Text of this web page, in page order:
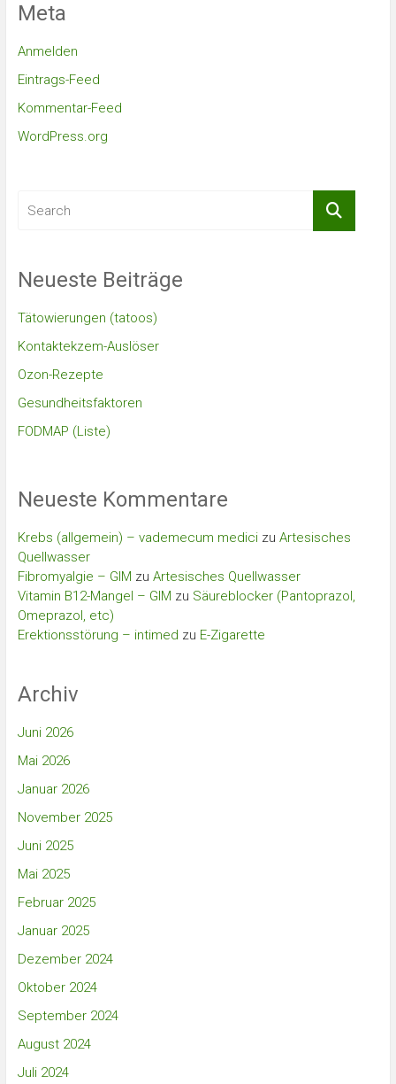
Meta
Anmelden
Eintrags-Feed
Kommentar-Feed
WordPress.org
Neueste Beiträge
Tätowierungen (tatoos)
Kontaktekzem-Auslöser
Ozon-Rezepte
Gesundheitsfaktoren
FODMAP (Liste)
Neueste Kommentare
Krebs (allgemein) – vademecum medicizu Artesisches
Quellwasser
Fibromyalgie – GIM zu Artesisches Quellwasser
Vitamin B12-Mangel – GIM zu Säureblocker (Pantoprazol,
Omeprazol, etc)
Erektionsstörung – intimed zu E-Zigarette
Archiv
Juni 2026
Mai 2026
Januar 2026
November 2025
Juni 2025
Mai 2025
Februar 2025
Januar 2025
Dezember 2024
Oktober 2024
September 2024
August 2024
Juli 2024